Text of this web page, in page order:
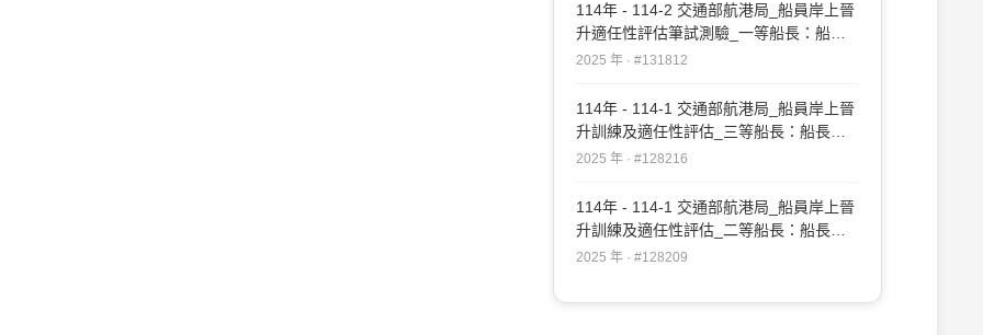
114年 - 114-2 交通部航港局_船員岸上晉
升適任性評估筆試測驗_一等船長：船長
實務#131812
2025 年 · #131812
114年 - 114-1 交通部航港局_船員岸上晉
升訓練及適任性評估_三等船長：船長實
務#128216
2025 年 · #128216
114年 - 114-1 交通部航港局_船員岸上晉
升訓練及適任性評估_二等船長：船長實
務#128209
2025 年 · #128209